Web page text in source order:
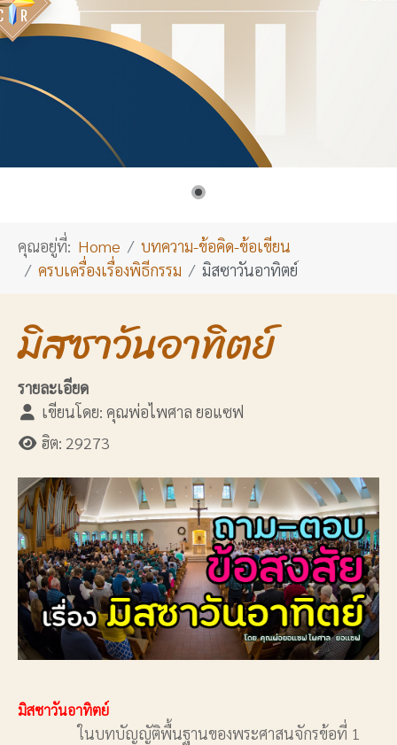
คุณอยู่ที่: Home
บทความ-ข้อคิด-ข้อเขียน
ครบเครื่องเรื่องพิธีกรรม
มิสซาวันอาทิตย์
มิสซาวันอาทิตย์
รายละเอียด
เขียนโดย: คุณพ่อไพศาล ยอแซฟ
ฮิต: 29273
มิสซาวันอาทิตย์
ในบทบัญญัติพื้นฐานของพระศาสนจักรข้อที่ 1